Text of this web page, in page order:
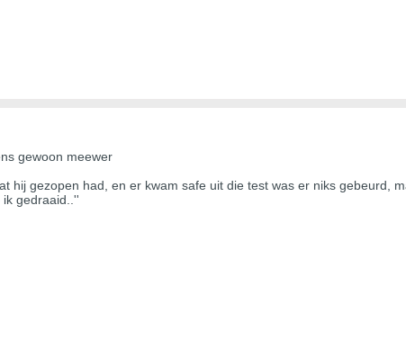
gewoon meewer
hij gezopen had, en er kwam safe uit die test was er niks gebeurd,
gedraaid..''